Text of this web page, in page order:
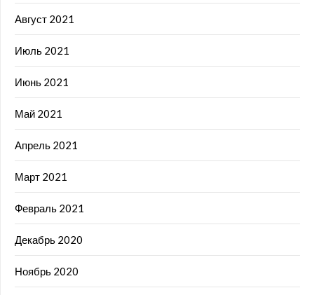
Август 2021
Июль 2021
Июнь 2021
Май 2021
Апрель 2021
Март 2021
Февраль 2021
Декабрь 2020
Ноябрь 2020